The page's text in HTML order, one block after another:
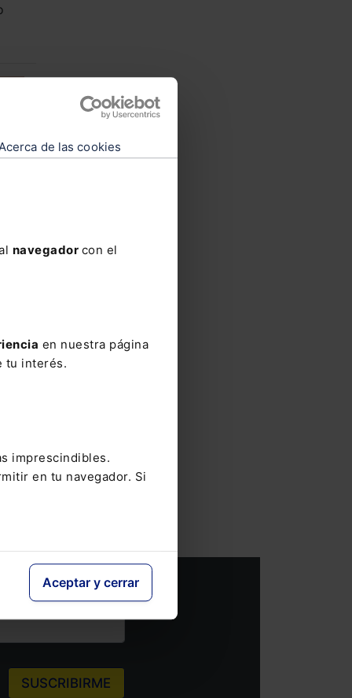
de las cookies
navegador con el
en nuestra página
tu interés.
imprescindibles.
en tu navegador. Si
Aceptar y cerrar
SUSCRIBIRME